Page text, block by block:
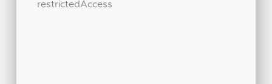
restrictedAccess